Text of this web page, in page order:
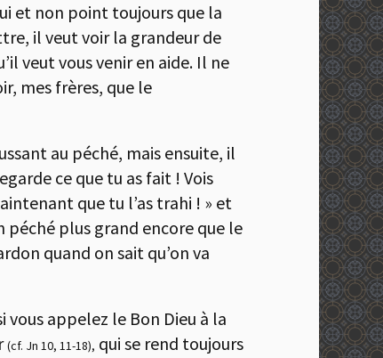
et non point toujours que la
il veut voir la grandeur de
veut vous venir en aide. Il ne
mes frères, que le
au péché, mais ensuite, il
ce que tu as fait ! Vois
que tu l’as trahi ! » et
péché plus grand encore que le
quand on sait qu’on va
vous appelez le Bon Dieu à la
(cf. Jn 10, 11-18), qui se rend toujours